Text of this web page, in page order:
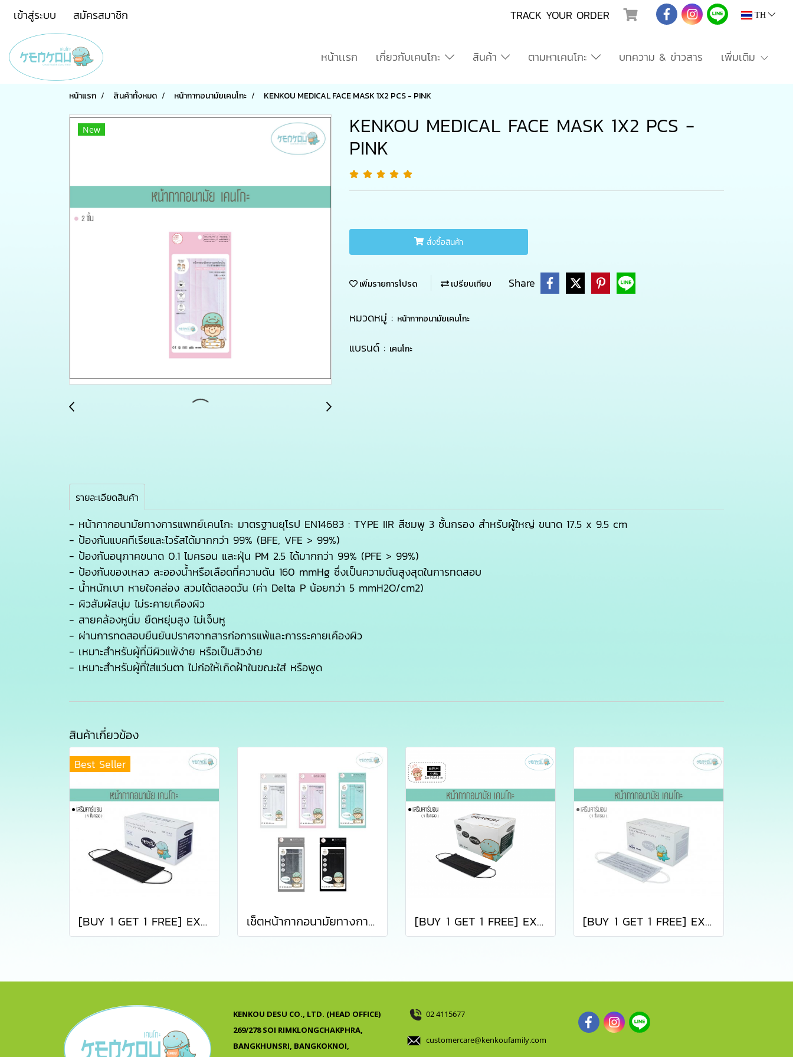
เข้าสู่ระบบ สมัครสมาชิก TRACK YOUR ORDER TH
หน้าเเรก เกี่ยวกับเคนโกะ สินค้า ตามหาเคนโกะ บทความ & ข่าวสาร เพิ่มเติม
หน้าแรก สินค้าทั้งหมด หน้ากากอนามัยเคนโกะ KENKOU MEDICAL FACE MASK 1X2 PCS - PINK
New KENKOU MEDICAL FACE MASK 1X2 PCS -
PINK
สั่งซื้อสินค้า
เพิ่มรายการโปรด เปรียบเทียบ Share
หมวดหมู่ : หน้ากากอนามัยเคนโกะ
แบรนด์ : เคนโกะ
รายละเอียดสินค้า
- หน้ากากอนามัยทางการแพทย์เคนโกะ มาตรฐานยุโรป EN14683 : TYPE IIR สีชมพู 3 ชั้นกรอง สำหรับผู้ใหญ่ ขนาด 17.5 x 9.5 cm
- ป้องกันแบคทีเรียและไวรัสได้มากกว่า 99% (BFE, VFE > 99%)
- ป้องกันอนุภาคขนาด 0.1 ไมครอน และฝุ่น PM 2.5 ได้มากกว่า 99% (PFE > 99%)
- ป้องกันของเหลว ละอองน้ำหรือเลือดที่ความดัน 160 mmHg ซึ่งเป็นความดันสูงสุดในการทดสอบ
- น้ำหนักเบา หายใจคล่อง สวมได้ตลอดวัน (ค่า Delta P น้อยกว่า 5 mmH2O/cm2)
- ผิวสัมผัสนุ่ม ไม่ระคายเคืองผิว
- สายคล้องหูนิ่ม ยืดหยุ่มสูง ไม่เจ็บหู
- ผ่านการทดสอบยืนยันปราศจากสารก่อการแพ้และการระคายเคืองผิว
- เหมาะสำหรับผู้ที่มีผิวแพ้ง่าย หรือเป็นสิวง่าย
- เหมาะสำหรับผู้ที่ใส่แว่นตา ไม่ก่อให้เกิดฝ้าในขณะใส่ หรือพูด
สินค้าเกี่ยวข้อง
Best Seller
[BUY 1 GET 1 FREE] EXP:17012027 หน้ากากอนามัยคาร์บอนเคนโกะ สีดำ บรรจุ 50 ชิ้น (KENKOU CARBON BLACK FACE MASK) เซ็ตหน้ากากอนามัยทางการแพทย์เคนโกะ - เซ็ต 5 ซอง [BUY 1 GET 1 FREE] EXP:20270117 หน้ากากอนามัยคาร์บอนเคนโกะ สำหรับผู้หญิงหรือเด็กโต บรรจุ 50 ชิ้น (KENKOU CARBON BLACK LADY FACE MASK) [BUY 1 GET 1 FREE] EXP:17012027 หน้ากากอนามัยคาร์บอนเคนโกะ สีเทา บรรจุ 50 ชิ้น (KENKOU CARBON FACE MASK)
KENKOU DESU CO., LTD. (HEAD OFFICE)
269/278 SOI RIMKLONGCHAKPHRA,
BANGKHUNSRI, BANGKOKNOI,
02 4115677
customercare@kenkoufamily.com